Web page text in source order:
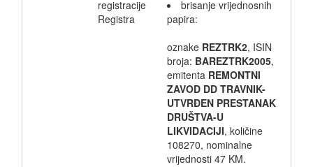
registracije
Registra
brisanje vrijednosnih
papira:
oznake REZTRK2, ISIN
broja: BAREZTRK2005,
emitenta REMONTNI
ZAVOD DD TRAVNIK-
UTVRĐEN PRESTANAK
DRUŠTVA-U
LIKVIDACIJI, količine
108270, nominalne
vrijednosti 47 KM.